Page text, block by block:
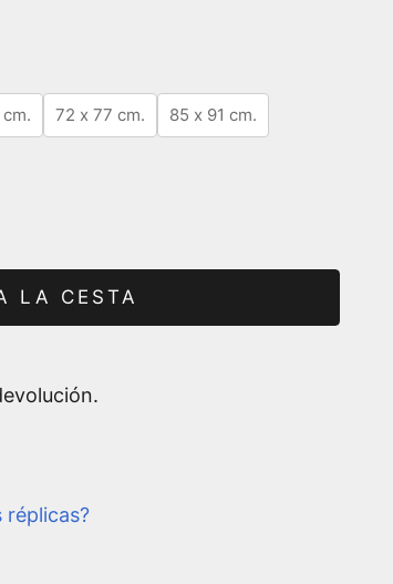
72 x 77 cm. 85 x 91 cm.
LA CESTA
réplicas?